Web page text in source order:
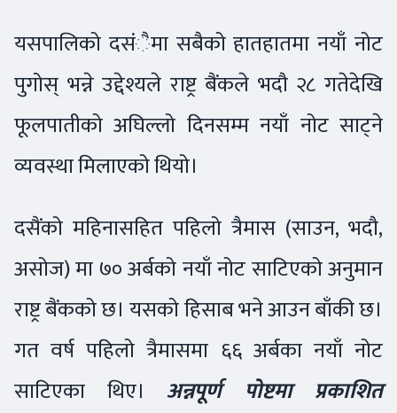
यसपालिको दसंैमा सबैको हातहातमा नयाँ नोट
पुगोस् भन्ने उद्देश्यले राष्ट्र बैंकले भदौ २८ गतेदेखि
फूलपातीको अघिल्लो दिनसम्म नयाँ नोट साट्ने
व्यवस्था मिलाएको थियो।
दसैंको महिनासहित पहिलो त्रैमास (साउन, भदौ,
असोज) मा ७० अर्बको नयाँ नोट साटिएको अनुमान
राष्ट्र बैंकको छ। यसको हिसाब भने आउन बाँकी छ।
गत वर्ष पहिलो त्रैमासमा ६६ अर्बका नयाँ नोट
साटिएका थिए। अन्नपूर्ण पोष्टमा प्रकाशित